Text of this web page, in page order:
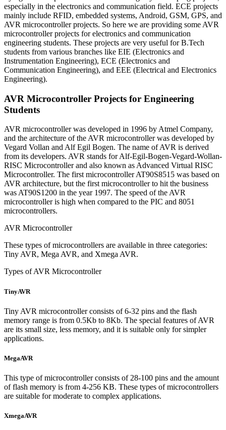
especially in the electronics and communication field. ECE projects
mainly include RFID, embedded systems, Android, GSM, GPS, and
AVR microcontroller projects. So here we are providing some AVR
microcontroller projects for electronics and communication
engineering students. These projects are very useful for B.Tech
students from various branches like EIE (Electronics and
Instrumentation Engineering), ECE (Electronics and
Communication Engineering), and EEE (Electrical and Electronics
Engineering).
AVR Microcontroller Projects for Engineering
Students
AVR microcontroller was developed in 1996 by Atmel Company,
and the architecture of the AVR microcontroller was developed by
Vegard Vollan and Alf Egil Bogen. The name of AVR is derived
from its developers. AVR stands for Alf-Egil-Bogen-Vegard-Wollan-
RISC Microcontroller and also known as Advanced Virtual RISC
Microcontroller. The first microcontroller AT90S8515 was based on
AVR architecture, but the first microcontroller to hit the business
was AT90S1200 in the year 1997. The speed of the AVR
microcontroller is high when compared to the PIC and 8051
microcontrollers.
AVR Microcontroller
These types of microcontrollers are available in three categories:
Tiny AVR, Mega AVR, and Xmega AVR.
Types of AVR Microcontroller
TinyAVR
Tiny AVR microcontroller consists of 6-32 pins and the flash
memory range is from 0.5Kb to 8Kb. The special features of AVR
are its small size, less memory, and it is suitable only for simpler
applications.
MegaAVR
This type of microcontroller consists of 28-100 pins and the amount
of flash memory is from 4-256 KB. These types of microcontrollers
are suitable for moderate to complex applications.
XmegaAVR